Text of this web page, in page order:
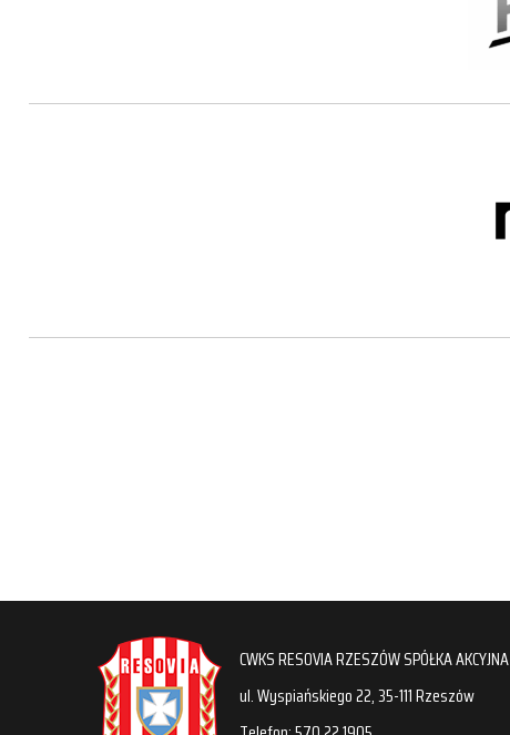
CWKS RESOVIA RZESZÓW SPÓŁKA AKCYJNA
ul. Wyspiańskiego 22, 35-111 Rzeszów